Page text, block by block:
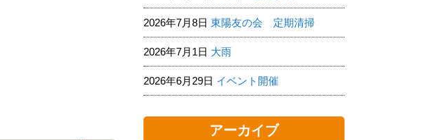
2026年7月8日 東陽友の会 定期清掃
2026年7月1日 大雨
2026年6月29日 イベント開催
アーカイブ